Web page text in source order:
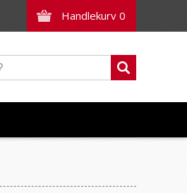
Handlekurv 0